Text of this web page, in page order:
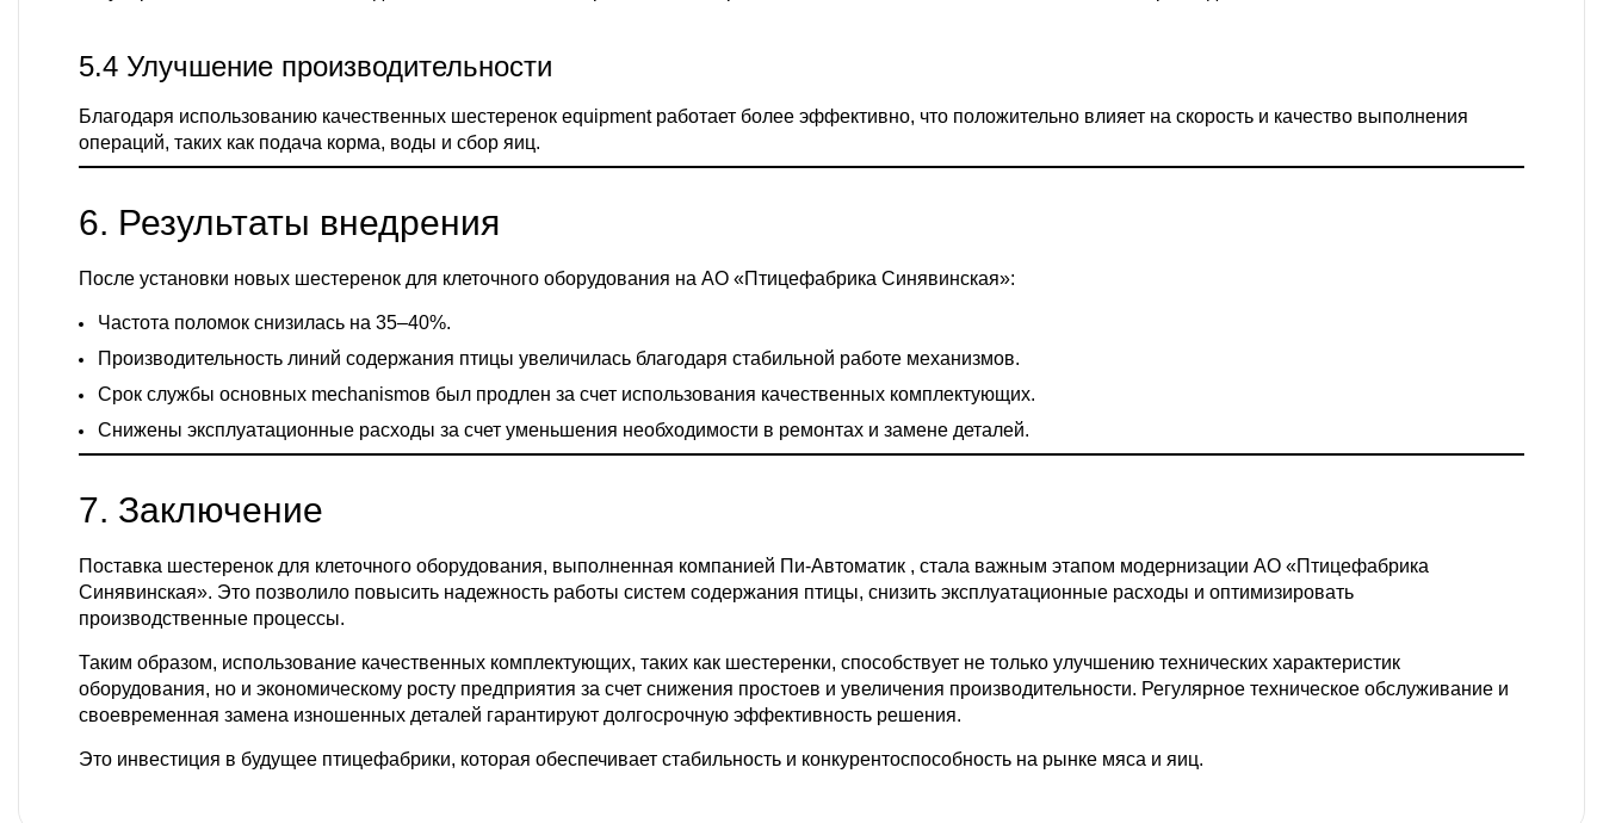
5.4 Улучшение производительности
Благодаря использованию качественных шестеренок equipment работает более эффективно, что положительно влияет на скорость и качество выполнения
операций, таких как подача корма, воды и сбор яиц.
6. Результаты внедрения
После установки новых шестеренок для клеточного оборудования на АО «Птицефабрика Синявинская»:
Частота поломок снизилась на 35–40%.
Производительность линий содержания птицы увеличилась благодаря стабильной работе механизмов.
Срок службы основных mechanismов был продлен за счет использования качественных комплектующих.
Снижены эксплуатационные расходы за счет уменьшения необходимости в ремонтах и замене деталей.
7. Заключение
Поставка шестеренок для клеточного оборудования, выполненная компанией Пи-Автоматик , стала важным этапом модернизации АО «Птицефабрика
Синявинская». Это позволило повысить надежность работы систем содержания птицы, снизить эксплуатационные расходы и оптимизировать
производственные процессы.
Таким образом, использование качественных комплектующих, таких как шестеренки, способствует не только улучшению технических характеристик
оборудования, но и экономическому росту предприятия за счет снижения простоев и увеличения производительности. Регулярное техническое обслуживание и
своевременная замена изношенных деталей гарантируют долгосрочную эффективность решения.
Это инвестиция в будущее птицефабрики, которая обеспечивает стабильность и конкурентоспособность на рынке мяса и яиц.